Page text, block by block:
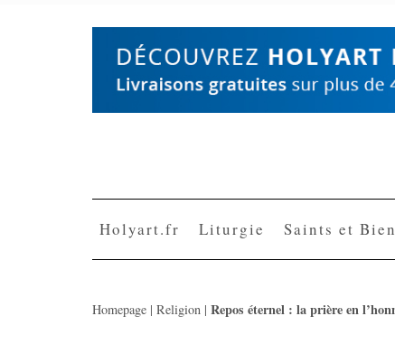
Holyart.fr Liturgie Saints et
Homepage | Religion | Repos éternel : la prière en